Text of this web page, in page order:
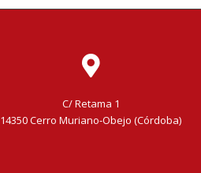
C/ Retama 1
14350 Cerro Muriano-Obejo (Córdoba)